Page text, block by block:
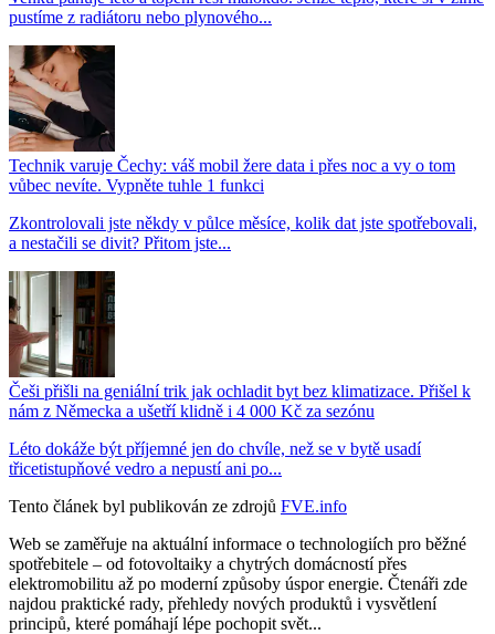
pustíme z radiátoru nebo plynového...
Technik varuje Čechy: váš mobil žere data i přes noc a vy o tom
vůbec nevíte. Vypněte tuhle 1 funkci
Zkontrolovali jste někdy v půlce měsíce, kolik dat jste spotřebovali,
a nestačili se divit? Přitom jste...
Češi přišli na geniální trik jak ochladit byt bez klimatizace. Přišel k
nám z Německa a ušetří klidně i 4 000 Kč za sezónu
Léto dokáže být příjemné jen do chvíle, než se v bytě usadí
třicetistupňové vedro a nepustí ani po...
Tento článek byl publikován ze zdrojů FVE.info
Web se zaměřuje na aktuální informace o technologiích pro běžné
spotřebitele – od fotovoltaiky a chytrých domácností přes
elektromobilitu až po moderní způsoby úspor energie. Čtenáři zde
najdou praktické rady, přehledy nových produktů i vysvětlení
principů, které pomáhají lépe pochopit svět...